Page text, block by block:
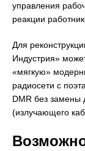
управления
реакции
Для
Индустрия»
«мягкую»
радиосети с
DMR без замены
(излучающего